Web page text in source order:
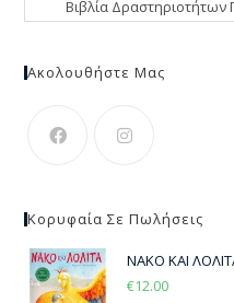
Ακολουθήστε Μας
Κορυφαία Σε Πωλήσεις
ΝΑΚΟ ΚΑΙ
€12.00